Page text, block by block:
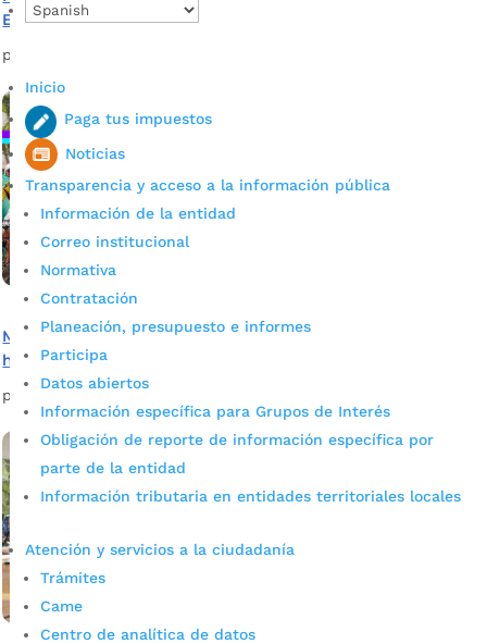
Inicio
Paga tus impuestos
Noticias
Transparencia y acceso a la información pública
Información de la entidad
Correo institucional
Normativa
Contratación
Planeación, presupuesto e informes
Participa
Datos abiertos
Información específica para Grupos de Interés
Obligación de reporte de información específica por
parte de la entidad
Información tributaria en entidades territoriales locales
Atención y servicios a la ciudadanía
Trámites
Came
Centro de analítica de datos
Educativa Provenza
por
Metrobici incluyente en proceso de rehabilitación de
habitantes de calle
por Alcaldía de Bucaramanga